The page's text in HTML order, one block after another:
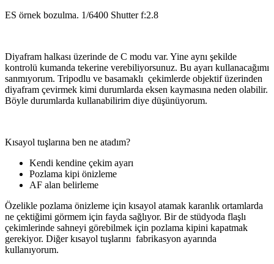
ES örnek bozulma. 1/6400 Shutter f:2.8
Diyafram halkası üzerinde de C modu var. Yine aynı şekilde
kontrolü kumanda tekerine verebiliyorsunuz. Bu ayarı kullanacağımı
sanmıyorum. Tripodlu ve basamaklı çekimlerde objektif üzerinden
diyafram çevirmek kimi durumlarda eksen kaymasına neden olabilir.
Böyle durumlarda kullanabilirim diye düşünüyorum.
Kısayol tuşlarına ben ne atadım?
Kendi kendine çekim ayarı
Pozlama kipi önizleme
AF alan belirleme
Özelikle pozlama önizleme için kısayol atamak karanlık ortamlarda
ne çektiğimi görmem için fayda sağlıyor. Bir de stüdyoda flaşlı
çekimlerinde sahneyi görebilmek için pozlama kipini kapatmak
gerekiyor. Diğer kısayol tuşlarını fabrikasyon ayarında
kullanıyorum.